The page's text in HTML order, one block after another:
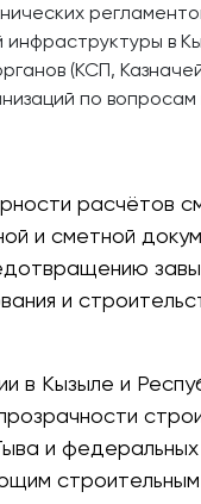
в
(КСП,
по
расчётов
и сметной
и
в Кызыле и
и